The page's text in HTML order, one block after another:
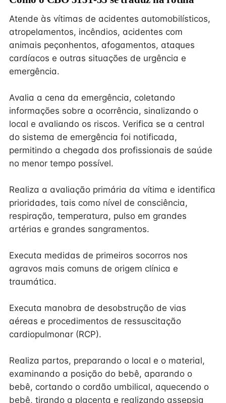
Atende às vítimas de acidentes automobilísticos,
atropelamentos, incêndios, acidentes com
animais peçonhentos, afogamentos, ataques
cardíacos e outras situações de urgência e
emergência.
Avalia a cena da emergência, coletando
informações sobre a ocorrência, sinalizando o
local e avaliando os riscos. Verifica se a central
do sistema de emergência foi notificada,
permitindo a chegada dos profissionais de saúde
no menor tempo possível.
Realiza a avaliação primária da vítima e identifica
prioridades, tais como nível de consciência,
respiração, temperatura, pulso em grandes
artérias e grandes sangramentos.
Executa medidas de primeiros socorros nos
agravos mais comuns de origem clínica e
traumática.
Executa manobra de desobstrução de vias
aéreas e procedimentos de ressuscitação
cardiopulmonar (RCP).
Realiza partos, preparando o local e o material,
examinando a posição do bebê, aparando o
bebê, cortando o cordão umbilical, aquecendo o
bebê, tirando a placenta e realizando assepsia